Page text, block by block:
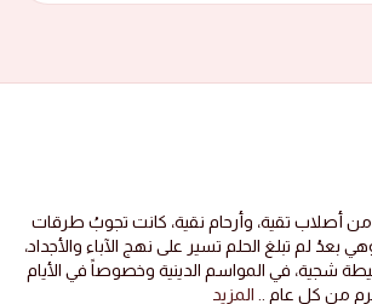
من أصلاب تقية، وأرحام نقية، كانت تجوبُ طرقات
بعدُ لم تبلغ الحلم تسير على نهج الآباء والأجداد،
شجية، في المواسم الدينية وخصوصاً في الأيام
من كل عام .. المزيد